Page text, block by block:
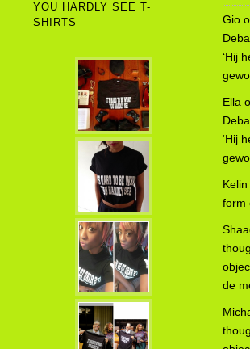
YOU HARDLY SEE T-
SHIRTS
Gio
‘Hij
Ella
‘Hij
Kelin
form
de